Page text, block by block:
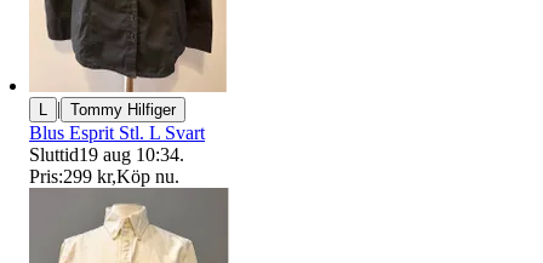
| Tommy Hilfiger
Blus Esprit Stl. L Svart
Sluttid19 aug 10:34.
Pris:299 kr,Köp nu.